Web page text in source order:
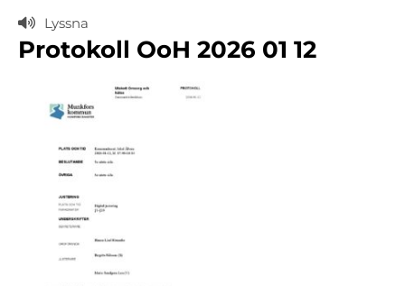
Lyssna
Protokoll OoH 2026 01 12